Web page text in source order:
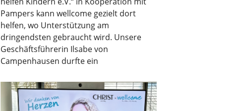
Pampers kann wellcome gezielt dort
helfen, wo Unterstützung am
dringendsten gebraucht wird. Unsere
Geschäftsführerin Ilsabe von
Campenhausen durfte ein